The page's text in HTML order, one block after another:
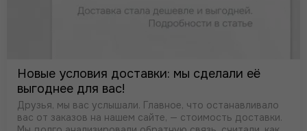
Новые условия доставки: мы сделали её
выгоднее для вас!
Друзья, мы вас услышали. Главное, что останавливало
вас от заказов на нашем сайте, — стоимость доставки.